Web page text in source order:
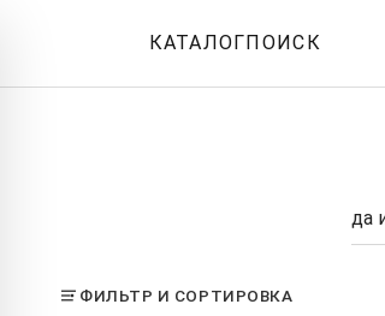
КАТАЛОГПОИСК
ФИЛЬТР И СОРТИРОВКА